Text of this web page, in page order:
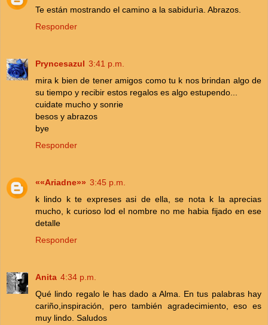
Te están mostrando el camino a la sabidurìa. Abrazos.
Responder
Pryncesazul 3:41 p.m.
mira k bien de tener amigos como tu k nos brindan algo de
su tiempo y recibir estos regalos es algo estupendo...
cuidate mucho y sonrie
besos y abrazos
bye
Responder
««Ariadne»» 3:45 p.m.
k lindo k te expreses asi de ella, se nota k la aprecias
mucho, k curioso lod el nombre no me habia fijado en ese
detalle
Responder
Anita 4:34 p.m.
Qué lindo regalo le has dado a Alma. En tus palabras hay
cariño,inspiración, pero también agradecimiento, eso es
muy lindo. Saludos